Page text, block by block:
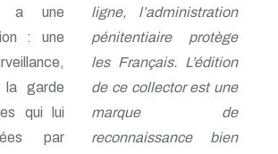
a une
: une
la garde
qui lui
par
ligne, l’administration
pénitentiaire protège
les Français. L’édition
de ce collector est une
marque de
reconnaissance bien